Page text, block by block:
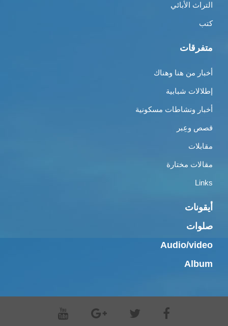
التراث الأبائي
كتب
متفرقات
أخبار من هنا وهناك
إطلالات شبابية
أخبار ونشاطات مسكونية
قصص وعِبر
مقابلات
مقالات مختارة
Links
أيقونات
صلوات
Audio/video
Album